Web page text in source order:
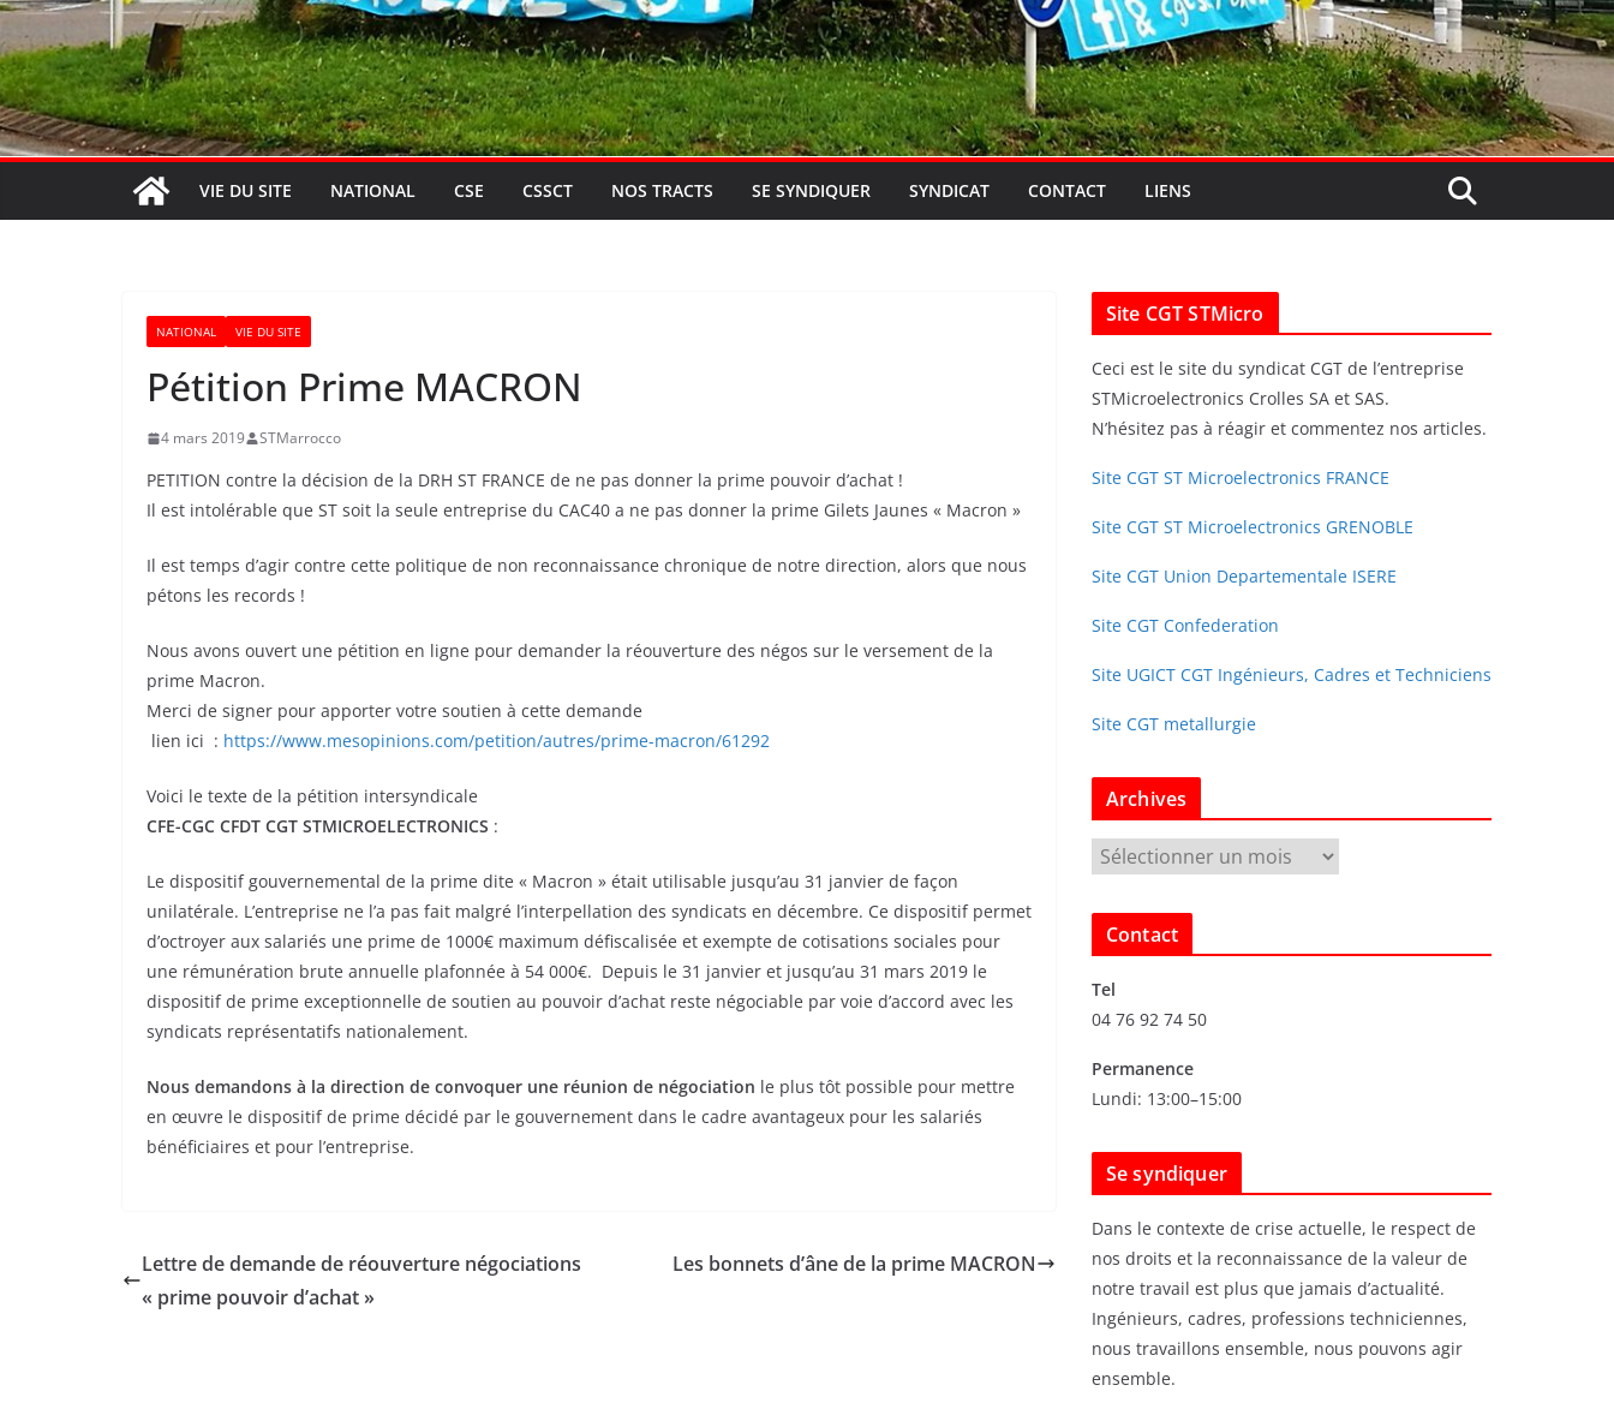
VIE DU SITE NATIONAL CSE CSSCT NOS TRACTS SE SYNDIQUER SYNDICAT CONTACT LIENS
NATIONAL VIE DU SITE
Pétition Prime MACRON
4 mars 2019 STMarrocco
PETITION contre la décision de la DRH ST FRANCE de ne pas donner la prime pouvoir d’achat !
Il est intolérable que ST soit la seule entreprise du CAC40 a ne pas donner la prime Gilets Jaunes « Macron »
Il est temps d’agir contre cette politique de non reconnaissance chronique de notre direction, alors que nous
pétons les records !
Nous avons ouvert une pétition en ligne pour demander la réouverture des négos sur le versement de la
prime Macron.
Merci de signer pour apporter votre soutien à cette demande
lien ici : https://www.mesopinions.com/petition/autres/prime-macron/61292
Voici le texte de la pétition intersyndicale
CFE-CGC CFDT CGT STMICROELECTRONICS :
Le dispositif gouvernemental de la prime dite « Macron » était utilisable jusqu’au 31 janvier de façon
unilatérale. L’entreprise ne l’a pas fait malgré l’interpellation des syndicats en décembre. Ce dispositif permet
d’octroyer aux salariés une prime de 1000€ maximum défiscalisée et exempte de cotisations sociales pour
une rémunération brute annuelle plafonnée à 54 000€. Depuis le 31 janvier et jusqu’au 31 mars 2019 le
dispositif de prime exceptionnelle de soutien au pouvoir d’achat reste négociable par voie d’accord avec les
syndicats représentatifs nationalement.
Nous demandons à la direction de convoquer une réunion de négociation le plus tôt possible pour mettre
en œuvre le dispositif de prime décidé par le gouvernement dans le cadre avantageux pour les salariés
bénéficiaires et pour l’entreprise.
Lettre de demande de réouverture négociations
« prime pouvoir d’achat »
Les bonnets d’âne de la prime MACRON
Site CGT STMicro
Ceci est le site du syndicat CGT de l’entreprise
STMicroelectronics Crolles SA et SAS.
N’hésitez pas à réagir et commentez nos articles.
Site CGT ST Microelectronics FRANCE
Site CGT ST Microelectronics GRENOBLE
Site CGT Union Departementale ISERE
Site CGT Confederation
Site UGICT CGT Ingénieurs, Cadres et Techniciens
Site CGT metallurgie
Archives
r
c
v
e
s
Contact
Tel
04 76 92 74 50
Permanence
Lundi: 13:00–15:00
Se syndiquer
Dans le contexte de crise actuelle, le respect de
nos droits et la reconnaissance de la valeur de
notre travail est plus que jamais d’actualité.
Ingénieurs, cadres, professions techniciennes,
nous travaillons ensemble, nous pouvons agir
ensemble.